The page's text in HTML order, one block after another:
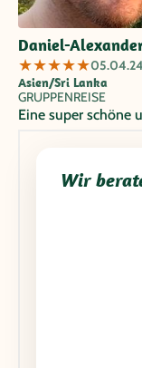
Daniel-
★★★★★05.04.24
Asien/Sri Lanka
GRUPPENREISE
Eine super schöne
Wir